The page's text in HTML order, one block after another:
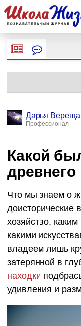
Дарья
Профессионал
Какой
Что мы знаем о
доисторические
хозяйство,
какими
владеем лишь
затерянной в
находки
удивления и